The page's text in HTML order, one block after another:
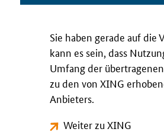
Sie haben gerade auf die
kann es sein, dass
Umfang der übertragenen
zu den von XING
Anbieters.
Weiter zu XING